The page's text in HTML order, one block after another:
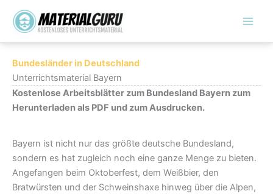
Inhalt
springen
Bundesländer in Deutschland
Unterrichtsmaterial Bayern
Kostenlose Arbeitsblätter zum Bundesland Bayern zum
Herunterladen als PDF und zum Ausdrucken.
Bayern ist nicht nur das größte deutsche Bundesland,
sondern es hat zugleich noch eine ganze Menge zu bieten.
Angefangen beim Oktoberfest, dem Weißbier, den
Bratwürsten und der Schweinshaxe hinweg über die Alpen,